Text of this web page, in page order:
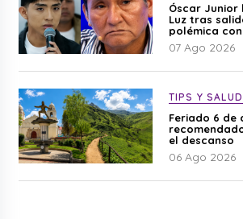
Óscar Junior
Luz tras
polémica
07 Ago 2026
TIPS Y SALUD
Feriado 6 de
el descanso
06 Ago 2026